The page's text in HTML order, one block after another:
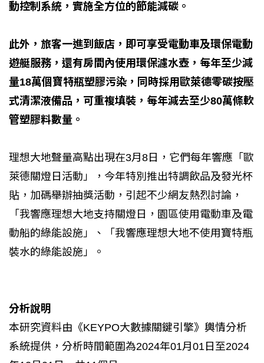
動控制系統，實施全方位的節能減碳。
此外，旅客一進到飯店，即可享受電動車及環保電動
遊艇服務，還有房間內使用環保濾水壺，每年至少減
量18萬個寶特瓶塑膠污染，同時採用歐萊德零碳按壓
式清潔液備品，可重複填裝，每年減去至少80萬條軟
管塑膠料數量。
理想大地聲量高點出現在3月8日，它們每年響應「歐
萊德關燈日活動」，今年特別推出特調飲品及發光杯
貼，加碼舉辦抽獎活動，引起不少網友熱烈討論，
「我響應理想大地支持關燈日，園區使用電動車及電
動船的綠能設施」、「我響應理想大地不使用寶特瓶
裝水的綠能設施」。
分析說明
本研究資料由《KEYPO大數據關鍵引擎》輿情分析
系統提供，分析時間範圍為2024年01月01日至2024